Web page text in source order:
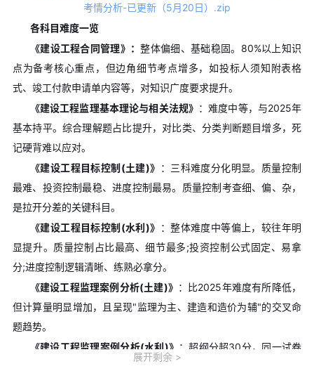
考情分析-已更新（5月20日）.zip
各科目难度一览
《建设工程合同管理》：整体偏细、基础稳固。80%以上知识
点为备考核心重点，但边角细节考点增多，如投标人须知附表格
式、竣工付款申请单内容等，对知识广度要求提升。
《建设工程监理基本理论与相关法规》 ：难度中等，与2025年
基本持平。综合理解题占比提升，对比类、分类判断题目增多，死
记硬背难以应对。
《建设工程目标控制(土建)》 ：三科难度分化明显。质量控制
最难、投资控制最稳、进度控制最易。质量控制考查细、偏、杂，
是拉开分差的关键科目。
《建设工程目标控制(水利)》 ：整体难度中等偏上，较往年明
显提升。质量控制占比最高、细节最多;投资控制公式固定、易拿
分;进度控制逻辑清晰、练熟必拿分。
《建设工程监理案例分析(土建)》 ：比2025年难度有所降低，
但计算量明显增加，且呈现"监理为主、建造和造价为辅"的交叉命
题趋势。
《建设工程监理案例分析(水利)》 ：超纲分超30分，同一试卷
展开剩余